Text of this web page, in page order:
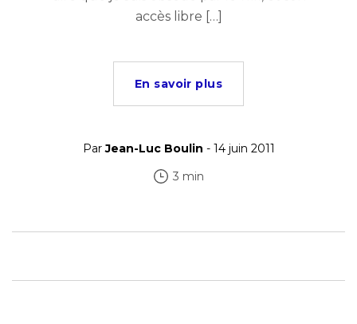
accès libre […]
En savoir plus
ParJean-Luc Boulin - 14 juin 2011
3 min